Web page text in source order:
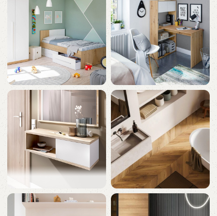
238 productos 202 productos
Muebles Juveniles
120 productos
Oficina Y Estudio
57 productos
Recibidor Baño